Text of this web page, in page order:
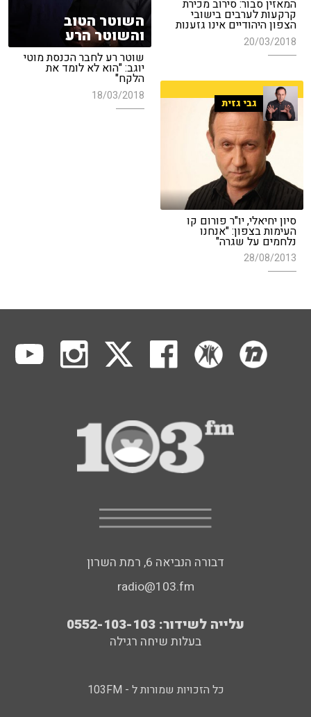
המאזין סבור: סירוב מכירת
קרקעות לערבים בישובי
הצפון היהודיים אינו גזענות
20/03/2018
השוטר הטוב
והשוטר הרע
שוטר רע לחבר הכנסת מוטי
יוגב: "הוא לא לומד את
הלקח"
18/03/2018
גבי גזית
סיון יחיאלי, יו"ר פורום קו
העימות בצפון: "אנחנו
נלחמים על שגרה"
28/08/2013
דבורה הנביאה 6, רמת השרון
radio@103.fm
עלייה לשידור: 0552-103-103
בעלות שיחה רגילה
כל הזכויות שמורות ל - 103FM